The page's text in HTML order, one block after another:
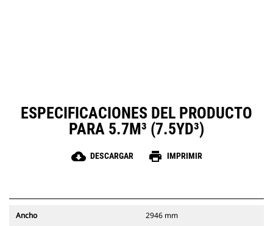
ESPECIFICACIONES DEL PRODUCTO
PARA 5.7M³ (7.5YD³)
cloud_download DESCARGAR print IMPRIMIR
Ancho 2946 mm